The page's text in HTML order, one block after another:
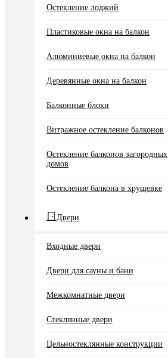
Остекление лоджий
Пластиковые окна на балкон
Алюминиевые окна на балкон
Деревянные окна на балкон
Балконные блоки
Витражное остекление балконов
Остекление балконов загородных
домов
Остекление балкона в хрущевке
Двери
Входные двери
Двери для сауны и бани
Межкомнатные двери
Стеклянные двери
Цельностеклянные конструкции